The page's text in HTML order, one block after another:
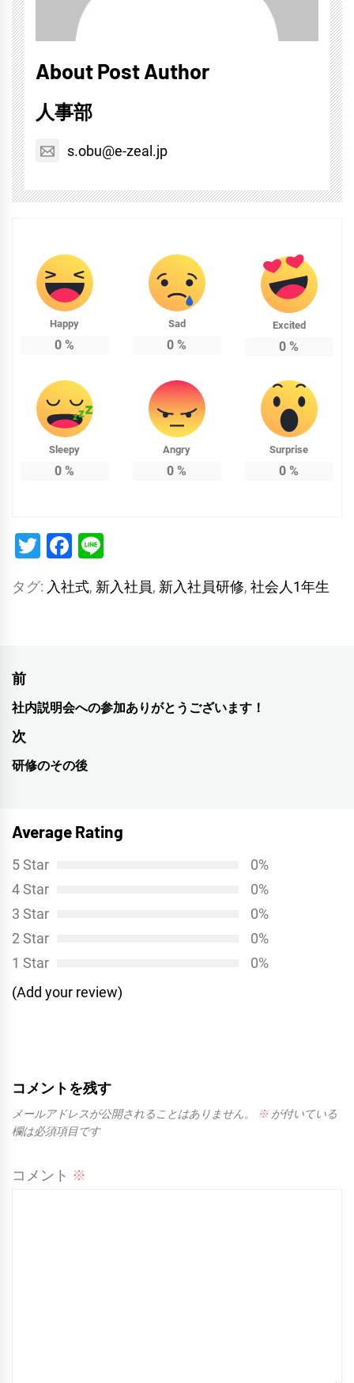
About Post Author
人事部
s.obu@e-zeal.jp
Happy
0 %
Sad
0 %
Excited
0 %
Sleepy
0 %
Angry
0 %
Surprise
0 %
TwitterFacebook
タグ: 入社式, 新入社員, 新入社員研修, 社会人1年生
投
稿
ナ
ビ
ー
ョ
ン
前
前
の
投
社内説明会への参加ありがとうございます！
次
次
稿:
研修のその後
Average Rating
5 Star
0%
4 Star
0%
3 Star
0%
2 Star
0%
1 Star
0%
(Add your review)
コメントを残す
メールアドレスが公開されることはありません。 ※ が付いている
欄は必須項目です
コメント ※